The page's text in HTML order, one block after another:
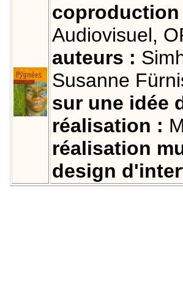
coproduction
Audiovisuel,
auteurs :
Susanne
sur une idée
réalisation :
réalisation
design